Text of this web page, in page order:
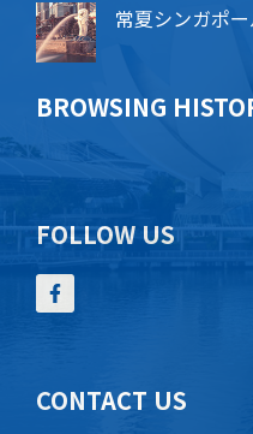
常夏シンガポ
BROWSING
FOLLOW US
CONTACT US